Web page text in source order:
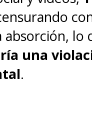
ni
oficial
Apple.
absorción, lo
una
.